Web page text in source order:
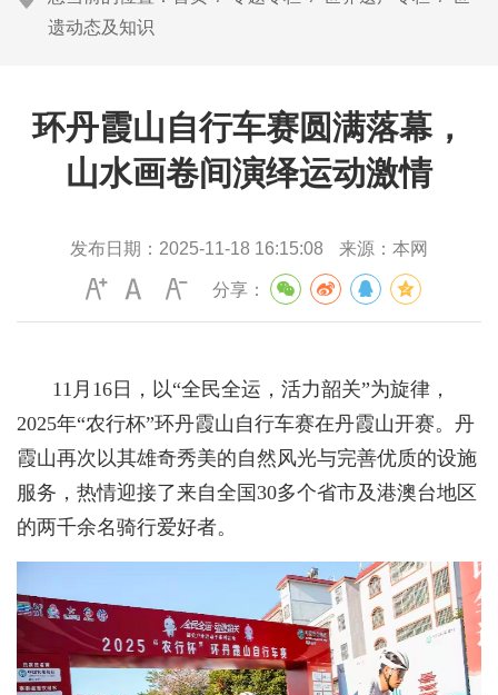
遗动态及知识
环丹霞山自行车赛圆满落幕，
山水画卷间演绎运动激情
发布日期： 2025-11-18 16:15:08 来源： 本网
分享：
11月16日，以“全民全运，活力韶关”为旋律，
2025年“农行杯”环丹霞山自行车赛在丹霞山开赛。丹
霞山再次以其雄奇秀美的自然风光与完善优质的设施
服务，热情迎接了来自全国30多个省市及港澳台地区
的两千余名骑行爱好者。